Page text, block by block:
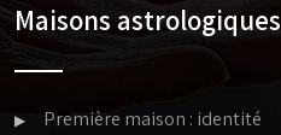
Maisons astrologiques
Première maison : identité